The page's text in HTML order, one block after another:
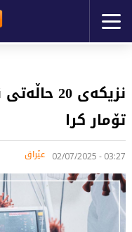
نزیکەی 20
تۆمار کرا
03:27 - 02/07/2025 عێراق